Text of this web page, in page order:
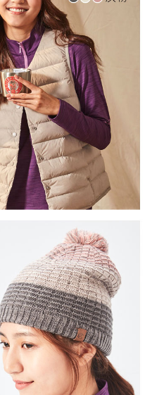
約關係目的，商店將以您的個人
大哥大進項蒐集、處理及利用，
確認、核對及更正。
oppay.tw/userRule
結帳頁面顯示為準，若有關於
疑問，請聯繫「AFTEE先享後付
support/home
AFTEE先享後付」服務完成之交
，並將交易相關給付款項請求債
址：
或監護人之同意方可使用
起之損失，本公司不負相關責
別帳號之用戶狀況，依本公司即
足之情形，本公司將視審查結果
使用額度並採取法律行動。
費
運費